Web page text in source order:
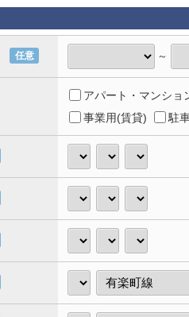
任意 ～
アパート・マンショ
事業用(賃貸)
駐